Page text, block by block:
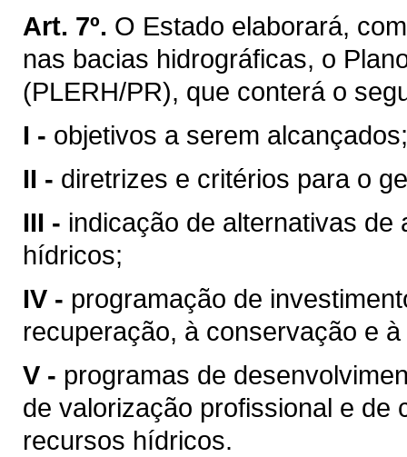
Art. 7º. O Estado elaborará,
nas bacias hidrográficas, o
(PLERH/PR), que conterá o
I - objetivos a serem alcançados;
II - diretrizes e critérios para o
III - indicação de alternativas
hídricos;
IV - programação de
recuperação, à conservação e
V - programas de
de valorização profissional e de
recursos hídricos.